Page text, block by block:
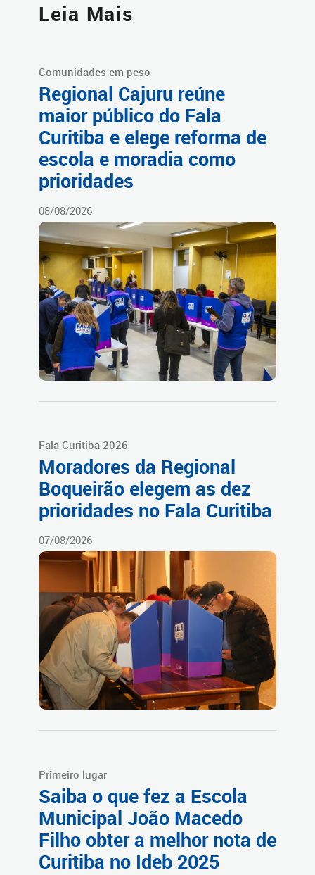
Leia Mais
Comunidades em peso
Regional Cajuru reúne
maior público do Fala
Curitiba e elege reforma de
escola e moradia como
prioridades
08/08/2026
Fala Curitiba 2026
Moradores da Regional
Boqueirão elegem as dez
prioridades no Fala Curitiba
07/08/2026
Primeiro lugar
Saiba o que fez a Escola
Municipal João Macedo
Filho obter a melhor nota de
Curitiba no Ideb 2025